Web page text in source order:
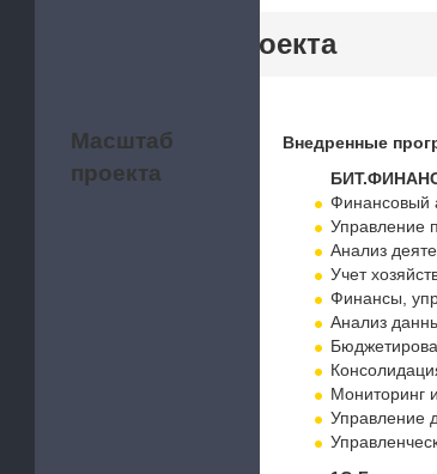
Характеристики проекта
Масштаб
проекта
Внедренные
Финансовый
Управление
Анализ
Учет
Финансы,
Анализ
Мониторинг
Управление